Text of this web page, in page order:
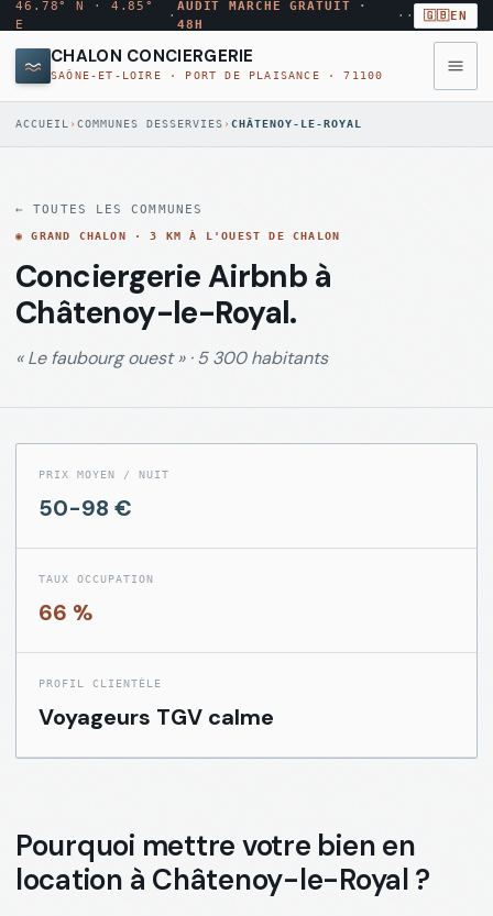
46.78° N · 4.85°
E
·
AUDIT MARCHÉ GRATUIT ·
48H
· · 🇬🇧EN
CHALON CONCIERGERIE
SAÔNE-ET-LOIRE · PORT DE PLAISANCE · 71100
·
10
ANN →
CMP
Comparateur
→
Quartiers
COM
Grand
Chalon
Journal
démarche
AUDIT
MARCHÉ
GRATUIT
par
h
ACCUEIL › COMMUNES DESSERVIES › CHÂTENOY-LE-ROYAL
← TOUTES LES COMMUNES
◉GRAND CHALON ·3 KM À L'OUEST DE CHALON
Conciergerie Airbnb à
Châtenoy-le-Royal.
«Le faubourg ouest» ·5 300 habitants
PRIX MOYEN / NUIT
50-98 €
TAUX OCCUPATION
66 %
PROFIL CLIENTÈLE
Voyageurs TGV calme
Pourquoi mettre votre bien en
location à Châtenoy-le-Royal ?